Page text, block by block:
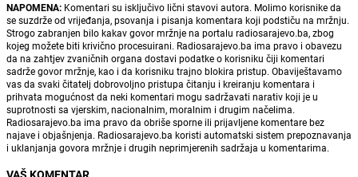
NAPOMENA: Komentari su isključivo lični stavovi autora. Molimo korisnike da
se suzdrže od vrijeđanja, psovanja i pisanja komentara koji podstiču na mržnju.
Strogo zabranjen bilo kakav govor mržnje na portalu radiosarajevo.ba, zbog
kojeg možete biti krivično procesuirani. Radiosarajevo.ba ima pravo i obavezu
da na zahtjev zvaničnih organa dostavi podatke o korisniku čiji komentari
sadrže govor mržnje, kao i da korisniku trajno blokira pristup. Obaviještavamo
vas da svaki čitatelj dobrovoljno pristupa čitanju i kreiranju komentara i
prihvata mogućnost da neki komentari mogu sadržavati narativ koji je u
suprotnosti sa vjerskim, nacionalnim, moralnim i drugim načelima.
Radiosarajevo.ba ima pravo da obriše sporne ili prijavljene komentare bez
najave i objašnjenja. Radiosarajevo.ba koristi automatski sistem prepoznavanja
i uklanjanja govora mržnje i drugih neprimjerenih sadržaja u komentarima.